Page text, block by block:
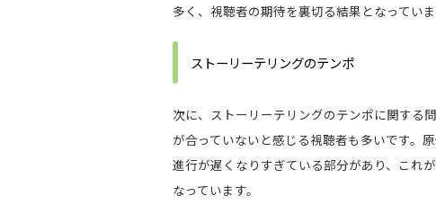
多く、視聴者の期待を裏切る結果となっていま
ストーリーテリングのテンポ
次に、ストーリーテリングのテンポに関する
が合っていないと感じる視聴者も多いです。
進行が遅くなりすぎている部分があり、これ
なっています。